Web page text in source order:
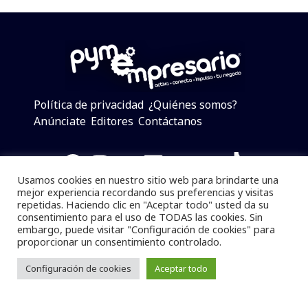
Política de privacidad ¿Quiénes somos?
Anúnciate Editores Contáctanos
Facebook
Instagram
Twitter
LinkedIn
Telegram
YouTube
TikTok
Pymempresario © 2025 Todos los derechos reservados.
Se prohibe el uso de la información total o parcial sin
dar referencia a la fuente.
Desarrollado poryalla ya!
Usamos cookies en nuestro sitio web para brindarte una
mejor experiencia recordando sus preferencias y visitas
repetidas. Haciendo clic en "Aceptar todo" usted da su
consentimiento para el uso de TODAS las cookies. Sin
embargo, puede visitar "Configuración de cookies" para
proporcionar un consentimiento controlado.
Configuración de cookies Aceptar todo